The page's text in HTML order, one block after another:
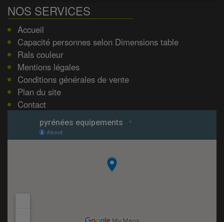
NOS SERVICES
Accueil
Capacité personnes selon Dimensions table
Rals couleur
Mentions légales
Conditions générales de vente
Plan du site
Contact